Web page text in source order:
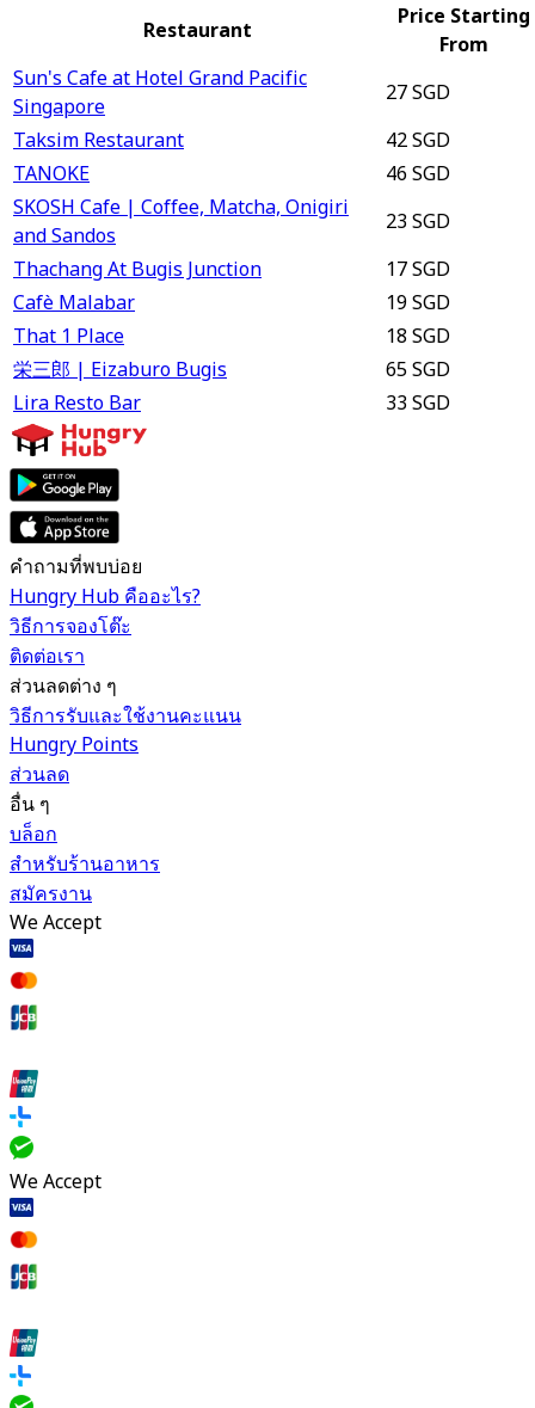
Restaurant
Price Starting
From
Sun's Cafe at Hotel Grand Pacific
Singapore
27 SGD
Taksim Restaurant
42 SGD
TANOKE
46 SGD
SKOSH Cafe | Coffee, Matcha, Onigiri
and Sandos
23 SGD
Thachang At Bugis Junction
17 SGD
Cafè Malabar
19 SGD
That 1 Place
18 SGD
栄三郎 | Eizaburo Bugis
65 SGD
Lira Resto Bar
33 SGD
คำถามที่พบบ่อย
Hungry Hub คืออะไร?
วิธีการจองโต๊ะ
ติดต่อเรา
ส่วนลดต่าง ๆ
วิธีการรับและใช้งานคะแนน
Hungry Points
ส่วนลด
อื่น ๆ
บล็อก
สำหรับร้านอาหาร
สมัครงาน
We Accept
We Accept